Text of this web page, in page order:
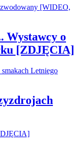
Wystawcy o
[ZDJĘCIA]